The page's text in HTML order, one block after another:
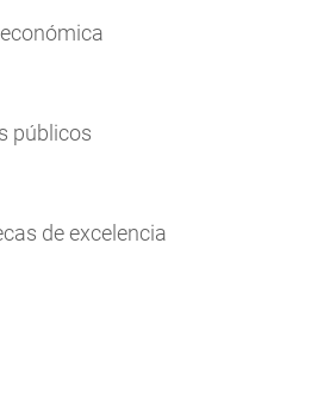
públicos
de excelencia